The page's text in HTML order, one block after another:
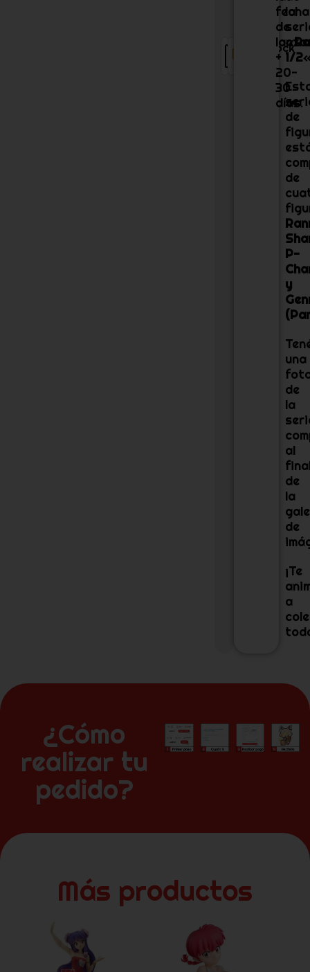
Stock
fecha
de
+
20-
30
días.
la
«
1/2
de
de
P-
y
una
de
la
al
de
la
de
¡Te
a
¿Cómo
realizar tu
pedido?
Más productos